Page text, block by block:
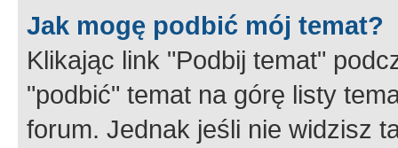
Jak mogę podbić mój temat?
Klikając link "Podbij temat"
"podbić" temat na górę listy
forum. Jednak jeśli nie widzisz